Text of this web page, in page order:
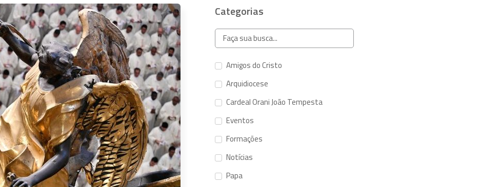
Categorias
Amigos do Cristo
Arquidiocese
Cardeal Orani João Tempesta
Eventos
Formações
Notícias
Papa